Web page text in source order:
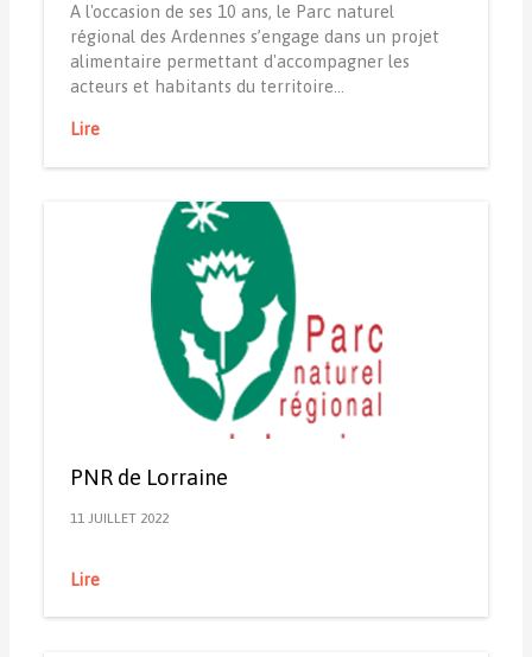
A l'occasion de ses 10 ans, le Parc naturel
régional des Ardennes s’engage dans un projet
alimentaire permettant d'accompagner les
acteurs et habitants du territoire…
Lire
PNR de Lorraine
11 JUILLET 2022
Lire